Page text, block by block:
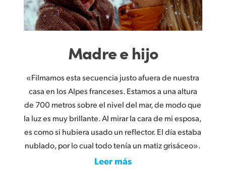
Madre e hijo
«Filmamos esta secuencia justo afuera de nuestra
casa en los Alpes franceses. Estamos a una altura
de 700 metros sobre el nivel del mar, de modo que
la luz es muy brillante. Al mirar la cara de mi esposa,
es como si hubiera usado un reflector. El día estaba
nublado, por lo cual todo tenía un matiz grisáceo».
Leer más